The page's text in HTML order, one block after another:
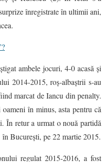
înregistrate în ultimii ani,
ambele jocuri, 4-0 acasă şi
2014-2015, roş-albaştrii s-au
marcat de Iancu din penalty.
în minus, asta pentru că
În retur a urmat o nouă partidă
Bucureşti, pe 22 martie 2015.
regulat 2015-2016, a fost